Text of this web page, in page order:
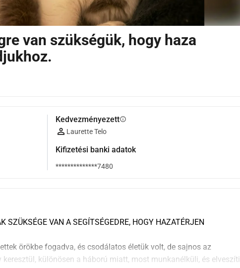
van szükségük, hogy haza
Kedvezményezettinfo
Laurette Telo
Kifizetési banki adatok
**************7480
SZÜKSÉGE VAN A SEGÍTSÉGEDRE, HOGY HAZATÉRJEN
örökbe fogadva, és csodálatos életük volt, de sajnos az
különösen a háború miatt, most munkanélküli, és elveszíti